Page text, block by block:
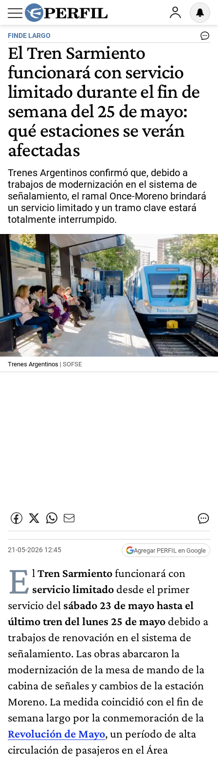
FINDE LARGO
El Tren Sarmiento
funcionará con servicio
limitado durante el fin de
semana del 25 de mayo:
qué estaciones se verán
afectadas
Trenes Argentinos confirmó que, debido a
trabajos de modernización en el sistema de
señalamiento, el ramal Once-Moreno brindará
un servicio limitado y un tramo clave estará
totalmente interrumpido.
Trenes Argentinos | SOFSE
21-05-2026 12:45 Agregar PERFIL en Google
E l Tren Sarmientofuncionará con
servicio limitado desde el primer
servicio del sábado 23 de mayo hasta el
último tren del lunes 25 de mayo debido a
trabajos de renovación en el sistema de
señalamiento. Las obras abarcaron la
modernización de la mesa de mando de la
cabina de señales y cambios de la estación
Moreno. La medida coincidió con el fin de
semana largo por la conmemoración de la
Revolución de Mayo, un período de alta
circulación de pasajeros en el Área